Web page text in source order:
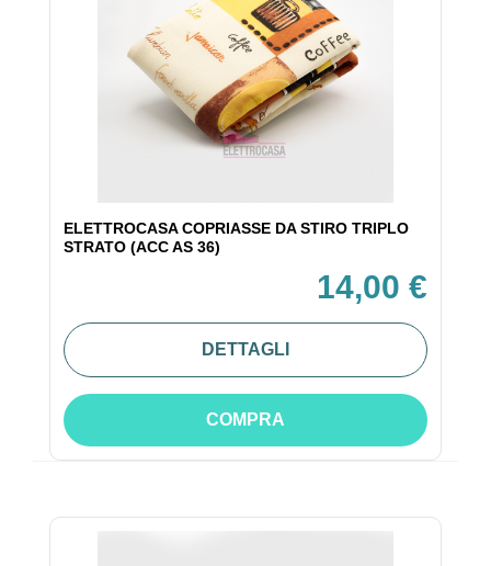
ELETTROCASA COPRIASSE DA STIRO TRIPLO
STRATO (ACC AS 36)
14,00 €
DETTAGLI
COMPRA